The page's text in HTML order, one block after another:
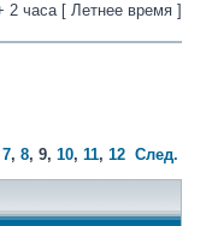
2 часа [ Летнее время ]
7, 8, 9, 10, 11, 12 След.